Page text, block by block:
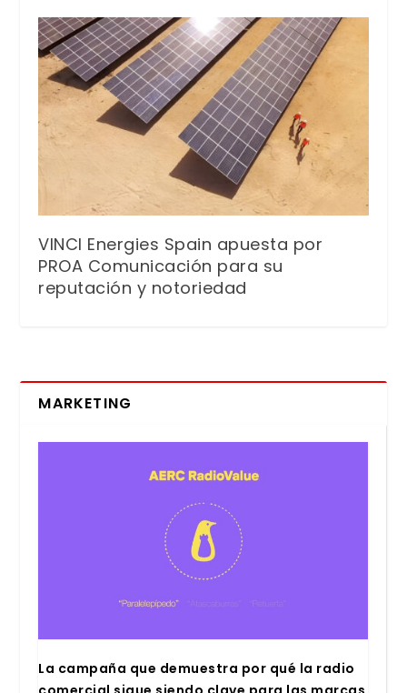
VINCI Energies Spain apuesta por
PROA Comunicación para su
reputación y notoriedad
MARKETING
La cam­pa­ña que demues­tra por qué la radio